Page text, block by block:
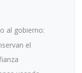
al gobierno:
el